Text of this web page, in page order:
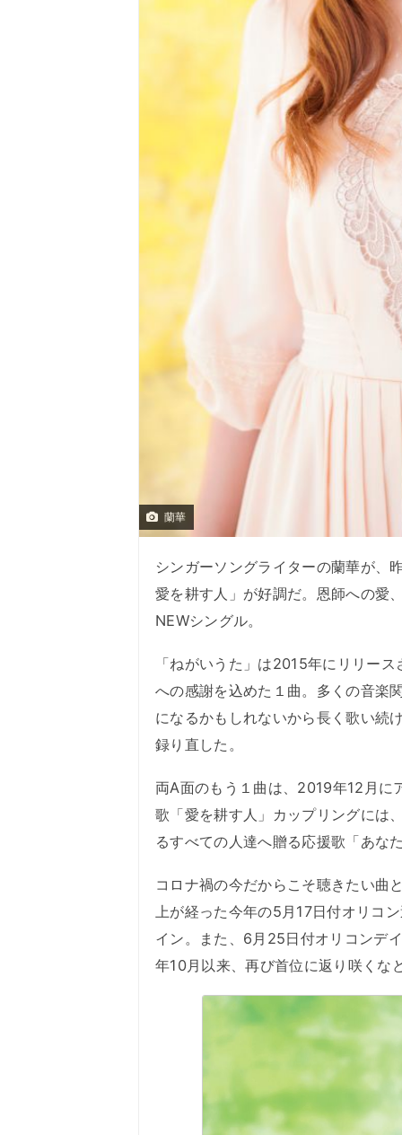
蘭華
シンガーソングライターの蘭華が、
愛を耕す人」が好調だ。恩師への愛
NEWシングル。
「ねがいうた」は2015年にリリー
への感謝を込めた１曲。多くの音楽
になるかもしれないから長く歌い続
録り直した。
両A面のもう１曲は、2019年12月に
歌「愛を耕す人」カップリングには
るすべての人達へ贈る応援歌「あな
コロナ禍の今だからこそ聴きたい曲
上が経った今年の5月17日付オリコ
イン。また、6月25日付オリコンデ
年10月以来、再び首位に返り咲くな